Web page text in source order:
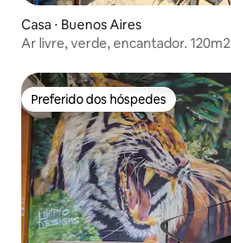
Casa ⋅ Buenos Aires
Ar livre, verde, encantador. 120m2
Preferido dos hóspedes
Preferido dos hóspedes